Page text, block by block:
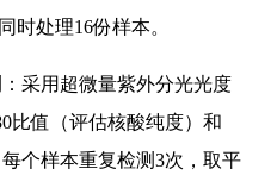
时处理16份样本。
：采用超微量紫外分光光度
比值（评估核酸纯度）和
个样本重复检测3次，取平